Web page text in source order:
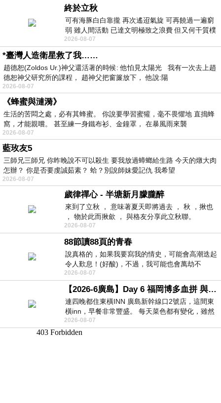
終於立秋
可有海豚白白靠攏 再次遙迢氣旋 可再饒過一遍窮
弱 雖人間活動 已達文明極致之浪費 但又何干質樸
者 只能白白陪葬
2026-08-07
*臺灣人造衛星救了我……
趙德恕(Zoldos Ur.)神父還活著的時候: 他怕見太陽光 我有一次去上趙
德恕神父研究所的課程， 趙神父把窗簾放下， 他說:陽
2026-08-07
《蜂蜜與漣漪》
生活的苦悶之處，必有其蜂蜜。 你說要學習蜜獾，毫不畏懼地 直搗蜂
窩，才能親嚐。 甚至練一身鐵布衫、金鐘罩， 在暴風雨來襲
2026-08-07
藍玫友5
三師兄三師兄 你昨晚說不可以殺生 要我放過蟑螂給生路 今天的燉大肉
怎辦？ 你是否要虔誠茹素？ 蛤？別說師妹愛記仇 我希望
2026-08-07
歲律禪心 - 半塘新月朦朧醉
來到了立秋 ， 意味著夏天即將過去 ， 秋 ，揪也
， 物於此而揪歛 ， 與格友分享此立秋聯。
2026-08-07
88節讀88頁的青春
說真格的，如果我要寫我的情史，可能會高潮迭起
令人歎息！(好酸)，不過，我可能也會萬劫不
復...，每天跪鍵盤還是被判了花心的罪
2026-08-07
【2026-6廣島】Day 6 福岡博多血拼 與機場接送少年司機深夜對談
連四晚都住東橫INN 廣島新幹線口2號店，這間東
橫inn，早餐非常豐盛。 每天菜色都有變化，雖然
看到工作人員拿出料理包加熱，但
2026-08-07